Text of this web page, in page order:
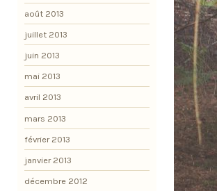
août 2013
juillet 2013
juin 2013
mai 2013
avril 2013
mars 2013
février 2013
janvier 2013
décembre 2012